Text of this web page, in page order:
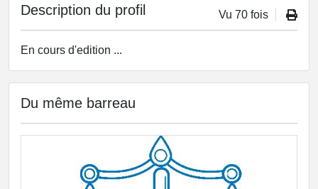
Description du profil Vu 70 fois
En cours d'edition ...
Du même barreau